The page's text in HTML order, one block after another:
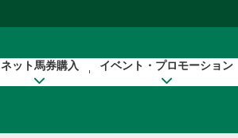
ネット馬券購入 イベント・プロモーション